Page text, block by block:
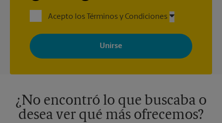
Acepto los Términos y Condiciones
Al registrarse, acepta recibir correos electrónicos de The UPS
Store con noticias, ofertas especiales, promociones y mensajes
adaptados a sus intereses. Puede darse de baja en cualquier
momento. Para más información, consulte nuestra política de
¿No encontró lo que buscaba o
desea ver qué más ofrecemos?